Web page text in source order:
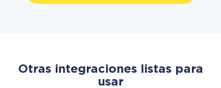
Otras integraciones listas para
usar